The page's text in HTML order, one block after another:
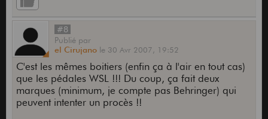
#8
Publié par
el Cirujano le 30 Avr 2007, 19:52
C'est les mêmes boitiers (enfin ça à l'air en tout cas)
que les pédales WSL !!! Du coup, ça fait deux
marques (minimum, je compte pas Behringer) qui
peuvent intenter un procès !!